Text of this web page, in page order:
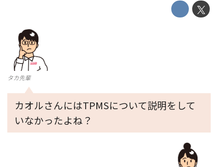
タカ先輩
カオルさんにはTPMSについて説明をして
いなかったよね？